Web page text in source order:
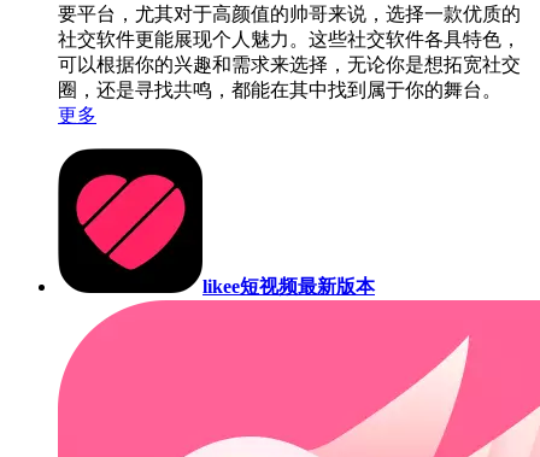
要平台，尤其对于高颜值的帅哥来说，选择一款优质的
社交软件更能展现个人魅力。这些社交软件各具特色，
可以根据你的兴趣和需求来选择，无论你是想拓宽社交
圈，还是寻找共鸣，都能在其中找到属于你的舞台。
更多
likee短视频最新版本